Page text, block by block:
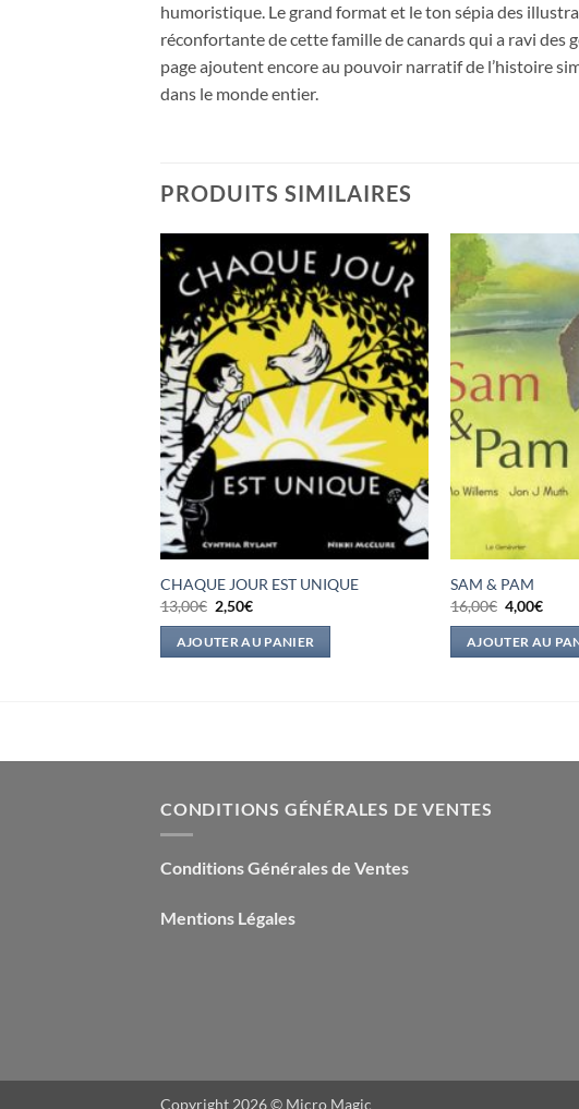
humoristique. Le grand format et le ton sépia des
réconfortante de cette famille de canards qui a ravi des
page ajoutent encore au pouvoir narratif de l’histoire
dans le monde entier.
PRODUITS SIMILAIRES
CHAQUE JOUR EST UNIQUE
13,00€ Le
prix
initial
était :
2,50€Le
actuel
est :
AJOUTER AU PANIER
SAM & PAM
16,00€ Le
prix
initial
était :
4,00€Le
est :
AJOUTER AU
CONDITIONS GÉNÉRALES DE VENTES
Conditions Générales de Ventes
Mentions Légales
Copyright 2026 © Micro Magic